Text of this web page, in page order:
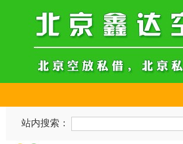
站内搜索：